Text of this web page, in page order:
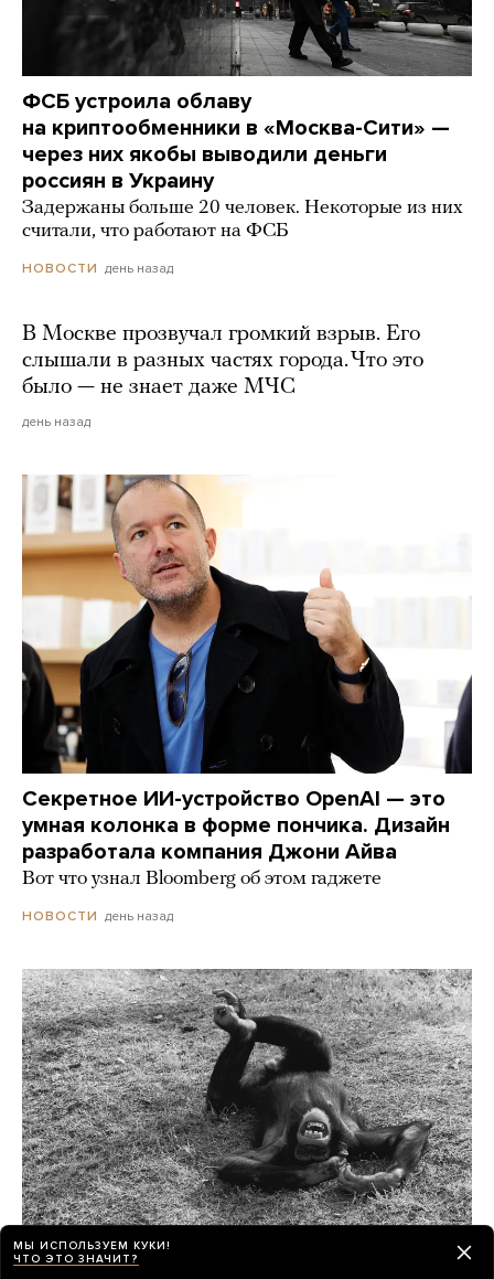
ФСБ устроила облаву
на криптообменники в «Москва-Сити» —
через них якобы выводили деньги
россиян в Украину
Задержаны больше 20 человек. Некоторые из них
считали, что работают на ФСБ
НОВОСТИ день назад
В Москве прозвучал громкий взрыв. Его
слышали в разных частях города. Что это
было — не знает даже МЧС
день назад
Секретное ИИ-устройство OpenAI — это
умная колонка в форме пончика. Дизайн
разработала компания Джони Айва
Вот что узнал Bloomberg об этом гаджете
НОВОСТИ день назад
МЫ ИСПОЛЬЗУЕМ КУКИ!
ЧТО ЭТО ЗНАЧИТ?